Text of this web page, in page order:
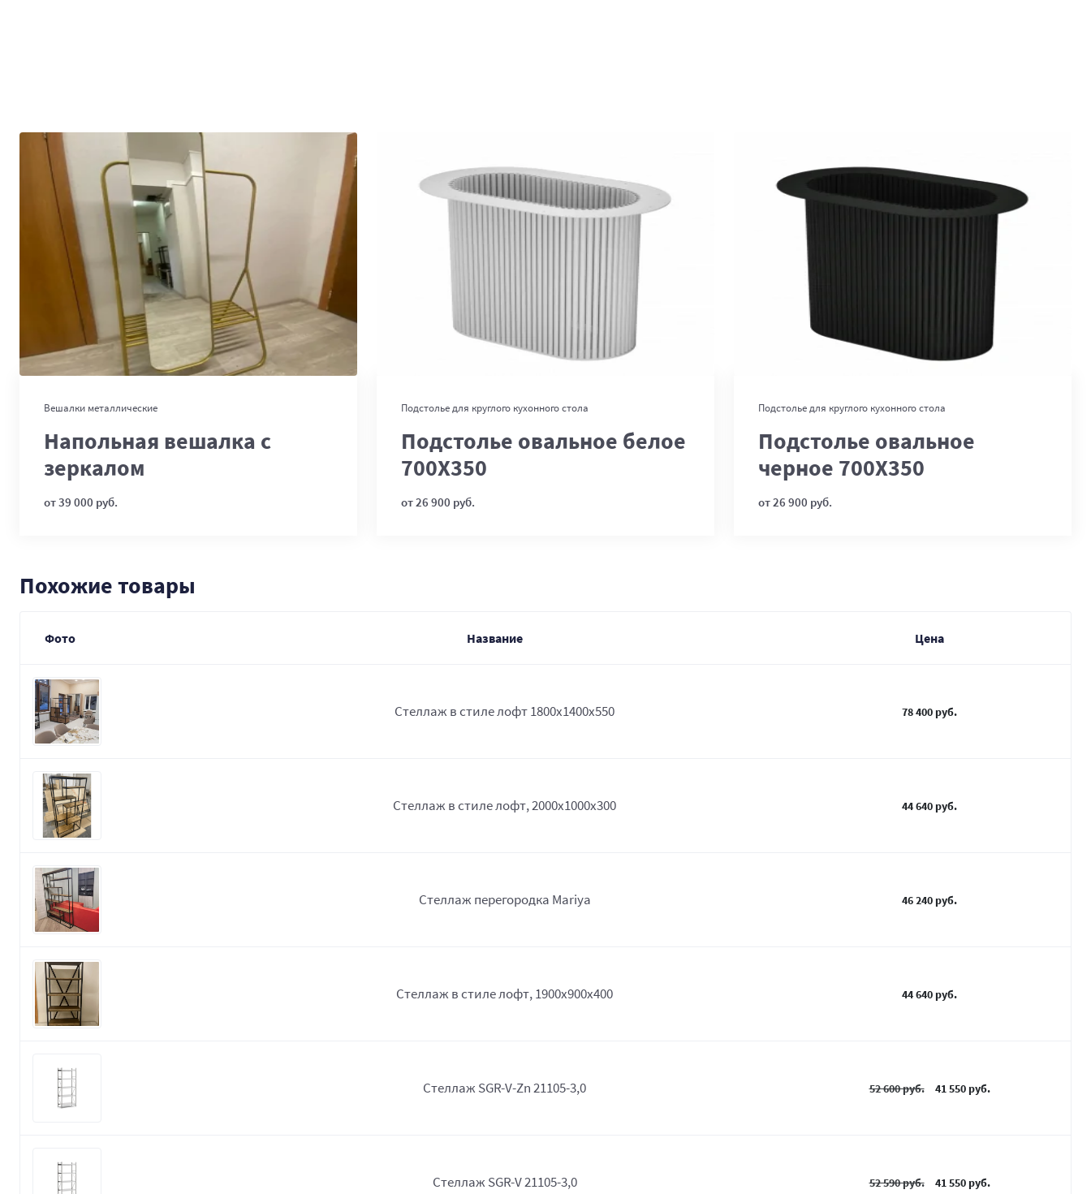
Вешалки металлические
Напольная вешалка с
зеркалом
от 39 000 руб.
В корзину
Подстолье для круглого кухонного стола
Подстолье овальное белое
700Х350
от 26 900 руб.
В корзину
Подстолье для круглого кухонного стола
Подстолье овальное
черное 700Х350
от 26 900 руб.
Похожие товары
Фото Название Цена
Стеллаж в стиле лофт 1800х1400х550 78 400 руб.
Стеллаж в стиле лофт, 2000х1000х300 44 640 руб.
Стеллаж перегородка Mariya 46 240 руб.
Стеллаж в стиле лофт, 1900х900х400 44 640 руб.
Стеллаж SGR-V-Zn 21105-3,0 52 600 руб. 41 550 руб.
Стеллаж SGR-V 21105-3,0 52 590 руб. 41 550 руб.